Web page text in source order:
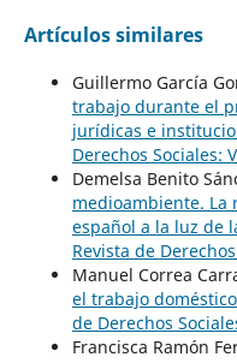
Artículos similares
Guillermo García
trabajo durante el
jurídicas e
Derechos Sociales:
Demelsa Benito
medioambiente. La
español a la luz de
Revista de
Manuel Correa
el trabajo
de Derechos
Francisca Ramón